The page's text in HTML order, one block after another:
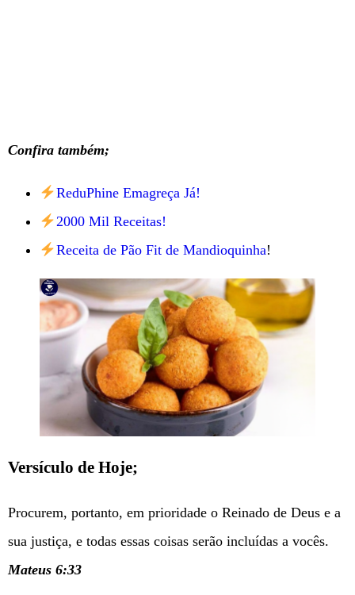
Confira também;
ReduPhine Emagreça Já!
2000 Mil Receitas!
Receita de Pão Fit de Mandioquinha!
Versículo de Hoje;
Procurem, portanto, em prioridade o Reinado de Deus e a
sua justiça, e todas essas coisas serão incluídas a vocês.
Mateus 6:33